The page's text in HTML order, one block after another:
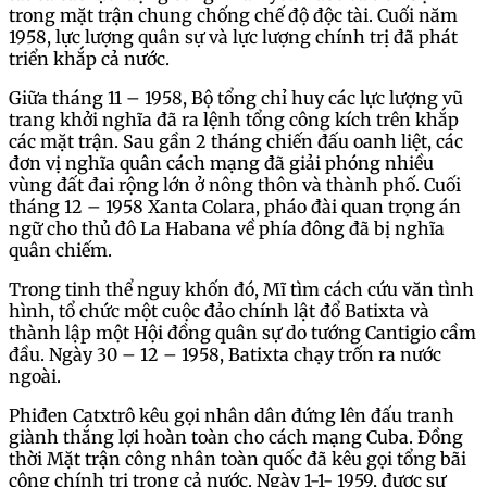
trong mặt trận chung chống chế độ độc tài. Cuối năm
1958, lực lượng quân sự và lực lượng chính trị đã phát
triển khắp cả nước.
Giữa tháng 11 – 1958, Bộ tổng chỉ huy các lực lượng vũ
trang khởi nghĩa đã ra lệnh tổng công kích trên khắp
các mặt trận. Sau gần 2 tháng chiến đấu oanh liệt, các
đơn vị nghĩa quân cách mạng đã giải phóng nhiều
vùng đất đai rộng lớn ở nông thôn và thành phố. Cuối
tháng 12 – 1958 Xanta Colara, pháo đài quan trọng án
ngữ cho thủ đô La Habana về phía đông đã bị nghĩa
quân chiếm.
Trong tinh thể nguy khốn đó, Mĩ tìm cách cứu văn tình
hình, tổ chức một cuộc đảo chính lật đổ Batixta và
thành lập một Hội đồng quân sự do tướng Cantigio cầm
đầu. Ngày 30 – 12 – 1958, Batixta chạy trốn ra nước
ngoài.
Phiđen Catxtrô kêu gọi nhân dân đứng lên đấu tranh
giành thắng lợi hoàn toàn cho cách mạng Cuba. Đồng
thời Mặt trận công nhân toàn quốc đã kêu gọi tổng bãi
công chính trị trong cả nước. Ngày 1-1- 1959, được sự